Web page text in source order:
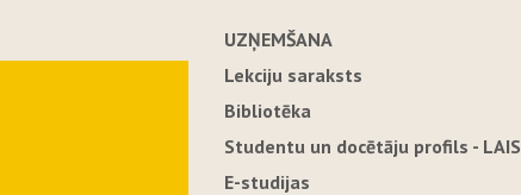
UZŅEMŠANA
Lekciju saraksts
Bibliotēka
Studentu un docētāju profils - LAIS
E-studijas